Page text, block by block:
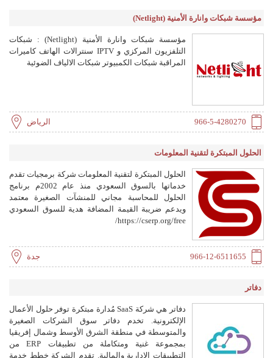
مؤسسة شبكات وانارة الأمنية (Netlight)
مؤسسة شبكات وانارة الأمنية (Netlight) : شبكات
التلفزيون المركزي و IPTV سنترالات الهاتف كاميرات
المراقبة شبكات الكمبيوتر شبكات الالياف الضوئية
966-5-4280270 الرياض
الحلول المبتكرة لتقنية المعلومات
الحلول المبتكرة لتقنية المعلومات شركة برمجيات تقدم
خدماتها بالسوق السعودي منذ عام 2002م برنامج
الحلول للمحاسبة مجاني للمنشآت الصغيرة معتمد
ويدعم ضريبة القيمة المضافة هدية للسوق السعودي
https://cserp.org/free/
966-12-6511655 جدة
دفاتر
دفاتر هي شركة SaaS مُدارة مبتكرة توفر حلول الأعمال
الإلكترونية. تخدم دفاتر سوق الشركات الصغيرة
والمتوسطة في منطقة الشرق الأوسط وشمال إفريقيا
بمجموعة غنية ومتكاملة من تطبيقات ERP من
التطبيقات الإدارية والمالية. تقدم الشركة خطط خدمة